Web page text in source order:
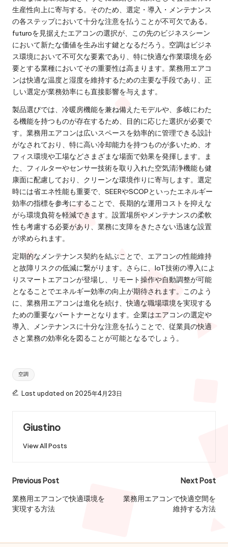
生産性向上に寄与する。そのため、選定・導入・メンテナンス
の各ステップにおいて十分な注意を払うことが不可欠である。
futuroを見据えたエアコンの選択が、この先のビジネスシーン
において新たな価値を生み出す鍵となるだろう。空調はビジネ
ス環境において不可欠な要素であり、特に快適な作業環境を必
要とする業種においてその重要性は高まります。業務用エアコ
ンは快適な温度と湿度を維持するための主要な手段であり、正
しい選定が業務効率にも直接影響を与えます。
製品選びでは、冷暖房機能を兼ね備えたモデルや、多岐にわた
る機能を持つものが存在するため、目的に応じた選択が必要で
す。業務用エアコンは広いスペースを効率的に管理できる設計
がなされており、特に高い冷却能力を持つものが多いため、オ
フィス環境や工場などさまざまな場面で効果を発揮します。ま
た、フィルターやセンサー技術を取り入れた空気清浄機能も健
康面に配慮しており、クリーンな環境作りに寄与します。選定
時には省エネ性能も重要で、SEERやSCOPといったエネルギー
効率の指標を参考にすることで、長期的な運用コストを抑えな
がら環境負荷を軽減できます。設置場所やメンテナンスの柔軟
性も考慮する必要があり、業務に支障をきたさない迅速な設置
が求められます。
定期的なメンテナンス契約を結ぶことで、エアコンの性能維持
と故障リスクの低減に繋がります。さらに、IoT技術の導入によ
りスマートエアコンが登場し、リモート操作や自動調整が可能
となることでエネルギー効率の向上が期待されます。このよう
に、業務用エアコンは進化を続け、快適な職場環境を実現する
ための重要なパートナーとなります。企業はエアコンの選定や
導入、メンテナンスに十分な注意を払うことで、従業員の快適
さと業務の効率化を図ることが可能となるでしょう。
Tags:
空調
Last updated on 2025年4月23日
Giustino
View All Posts
Post
navigation
Previous Post
業務用エアコンで快適環境を
実現する方法
Next Post
業務用エアコンで快適空間を
維持する方法